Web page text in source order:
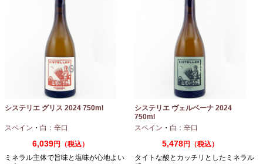
システリエ グリス 2024 750ml
スペイン ・ 白：辛口
6,039円（税込）
ミネラル主体で旨味と塩味が心地よい
システリエ ヴェルベーナ 2024
750ml
スペイン ・ 白：辛口
5,478円（税込）
タイトな酸とカッチリとしたミネラル